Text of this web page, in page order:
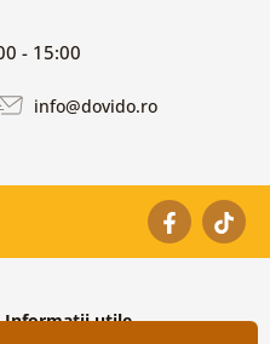
- 15:00
info@dovido.ro
Informații utile